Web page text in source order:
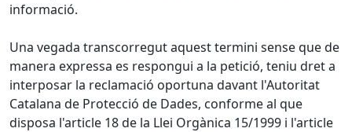
informació.
Una vegada transcorregut aquest termini sense que de
manera expressa es respongui a la petició, teniu dret a
interposar la reclamació oportuna davant l'Autoritat
Catalana de Protecció de Dades, conforme al que
disposa l'article 18 de la Llei Orgànica 15/1999 i l'article